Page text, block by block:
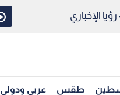
الإخباري
طقس عربي ودولي